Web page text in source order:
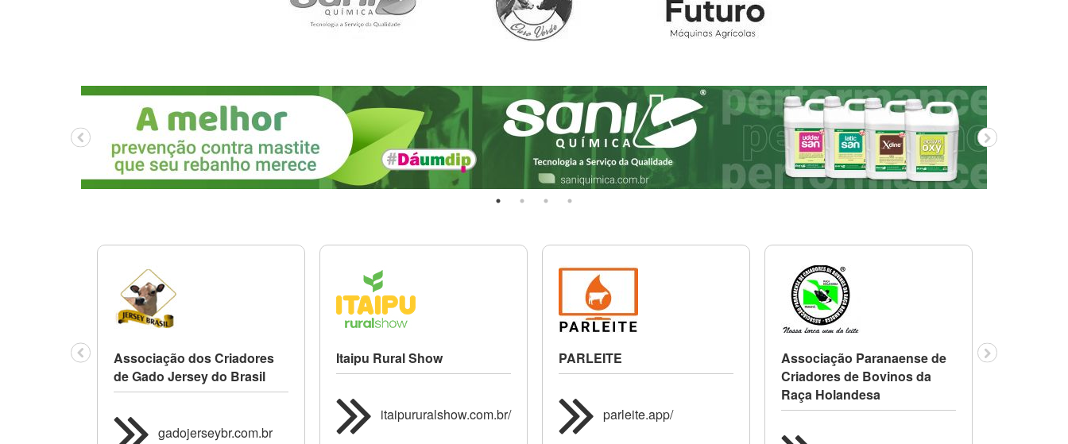
Associação dos Criadores
de Gado Jersey do Brasil
gadojerseybr.com.br
Itaipu Rural Show
itaipururalshow.com.br/
PARLEITE
parleite.app/
Associação Paranaense de
Criadores de Bovinos da
Raça Holandesa